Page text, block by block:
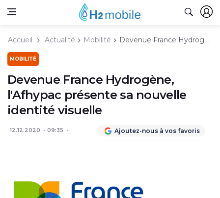
Accueil Actualité Mobilité Devenue France Hydrogène, l'Afhypac présente sa nouvelle identité visuelle
MOBILITÉ
Devenue France Hydrogène,
l'Afhypac présente sa nouvelle
identité visuelle
12.12.2020 09:35 Ajoutez-nous à vos favoris